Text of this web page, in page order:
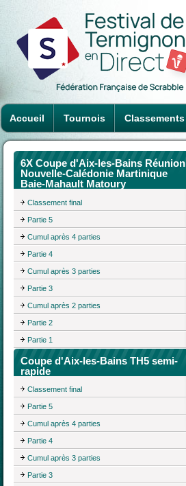
Accueil Tournois Classements
6X Coupe d'Aix-les-Bains Réunion
Nouvelle-Calédonie Martinique
Baie-Mahault Matoury
Classement final
Partie 5
Cumul après 4 parties
Partie 4
Cumul après 3 parties
Partie 3
Cumul après 2 parties
Partie 2
Partie 1
Coupe d'Aix-les-Bains TH5 semi-
rapide
Classement final
Partie 5
Cumul après 4 parties
Partie 4
Cumul après 3 parties
Partie 3